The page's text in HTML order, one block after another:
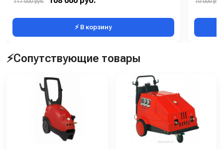
Бренд:
117 000 руб.
⚡ В корзину
10 000 руб.
⚡Сопутствующие товары